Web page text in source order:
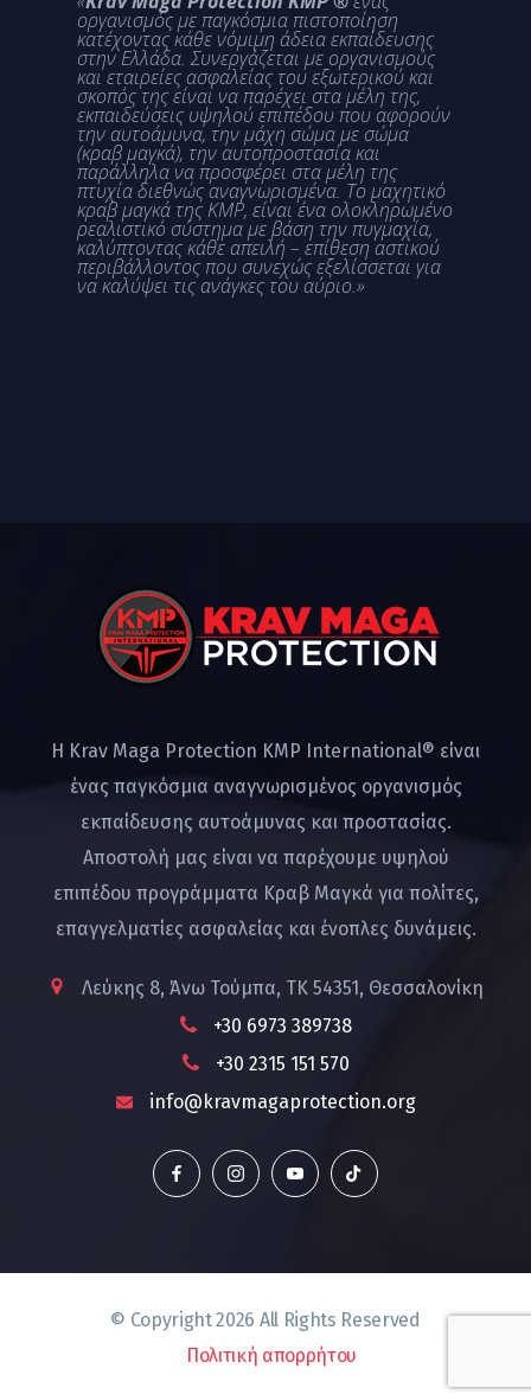
οργανισμός με παγκόσμια πιστοποίηση
κατέχοντας κάθε νόμιμη άδεια εκπαίδευσης
στην Ελλάδα. Συνεργάζεται με οργανισμούς
και εταιρείες ασφαλείας του εξωτερικού και
σκοπός της είναι να παρέχει στα μέλη της,
εκπαιδεύσεις υψηλού επιπέδου που αφορούν
την αυτοάμυνα, την μάχη σώμα με σώμα
(κραβ μαγκά), την αυτοπροστασία και
παράλληλα να προσφέρει στα μέλη της
πτυχία διεθνώς αναγνωρισμένα. Το μαχητικό
κραβ μαγκά της KMP, είναι ένα ολοκληρωμένο
ρεαλιστικό σύστημα με βάση την πυγμαχία,
καλύπτοντας κάθε απειλή – επίθεση αστικού
περιβάλλοντος που συνεχώς εξελίσσεται για
να καλύψει τις ανάγκες του αύριο.»
Η Krav Maga Protection KMP International® είναι
ένας παγκόσμια αναγνωρισμένος οργανισμός
εκπαίδευσης αυτοάμυνας και προστασίας.
Αποστολή μας είναι να παρέχουμε υψηλού
επιπέδου προγράμματα Κραβ Μαγκά για πολίτες,
επαγγελματίες ασφαλείας και ένοπλες δυνάμεις.
Λεύκης 8, Άνω Τούμπα, ΤΚ 54351, Θεσσαλονίκη
+30 6973 389738
+30 2315 151 570
info@kravmagaprotection.org
© Copyright2026 All Rights Reserved
Πολιτική απορρήτου